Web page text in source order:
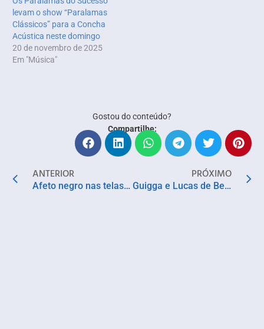
levam o show “Paralamas
Clássicos” para a Concha
Acústica neste domingo
20 de novembro de 2025
Em "Música"
Gostou do conteúdo?
Compartilhe:
ANTERIOR
Afeto negro nas telas: diretor baiano desenvolve filme no Subúrbio Ferroviário de Salvador
PRÓXIMO
Guigga e Lucas de Bebé homenageiam obra de Roberto Mendes em show na capital baiana